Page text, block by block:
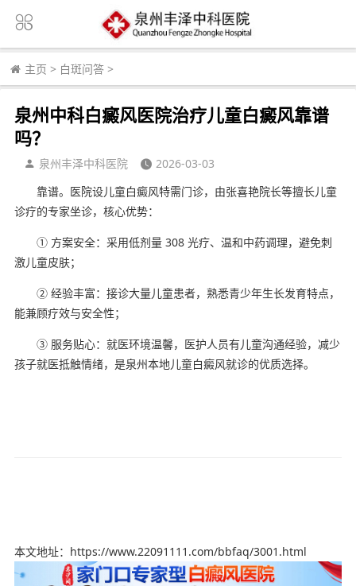
主页 > 白斑问答 >
泉州中科白癜风医院治疗儿童白癜风靠谱
吗？
泉州丰泽中科医院
2026-03-03
靠谱。医院设儿童白癜风特需门诊，由张喜艳院长等擅长儿童
诊疗的专家坐诊，核心优势：
① 方案安全：采用低剂量 308 光疗、温和中药调理，避免刺
激儿童皮肤；
② 经验丰富：接诊大量儿童患者，熟悉青少年生长发育特点，
能兼顾疗效与安全性；
③ 服务贴心：就医环境温馨，医护人员有儿童沟通经验，减少
孩子就医抵触情绪，是泉州本地儿童白癜风就诊的优质选择。
本文地址：https://www.22091111.com/bbfaq/3001.html